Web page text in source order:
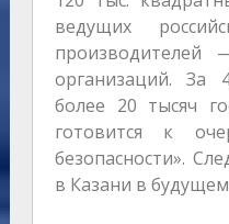
ведущих
организаций. За
более 20 тысяч
готовится к
безопасности».
в Казани в будущем